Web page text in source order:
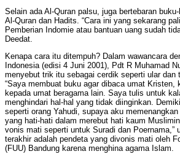
Selain ada Al-Quran palsu, juga bertebaran
Al-Quran dan Hadits. “Cara ini yang sekarang
Pemberian Indomie atau bantuan uang sudah
Deedat.
Kenapa cara itu ditempuh? Dalam wawancara
Indonesia (edisi 4 Juni 2001), Pdt R Muhamad
menyebut trik itu sebagai cerdik seperti ular dan
“Saya membuat buku agar dibaca umat Kristen,
kepada umat beragama lain. Saya tulis untuk
menghindari hal-hal yang tidak diinginkan.
seperti orang Yahudi, supaya aku
yang hati-hati dalam merebut hati kaum
vonis mati seperti untuk Suradi dan Poernama,”
terakhir adalah pendeta yang divonis mati oleh
(FUU) Bandung karena menghina agama Islam.